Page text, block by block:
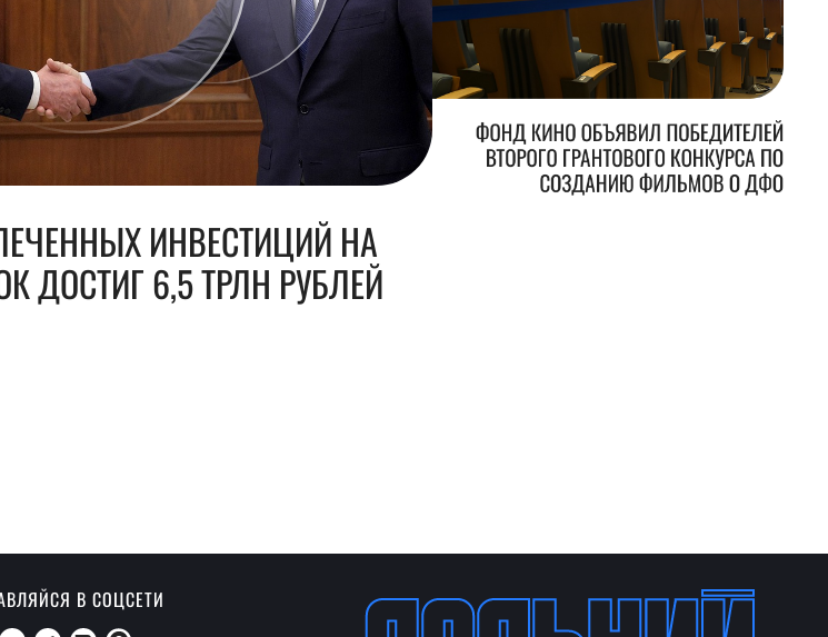
ИНВЕСТИЦИЙ НА
ДОСТИГ 6,5 ТРЛН РУБЛЕЙ
ФОНД КИНО ОБЪЯВИЛ ПОБЕДИТЕЛЕЙ
ВТОРОГО ГРАНТОВОГО КОНКУРСА ПО
СОЗДАНИЮ ФИЛЬМОВ О ДФО
В СОЦСЕТИ